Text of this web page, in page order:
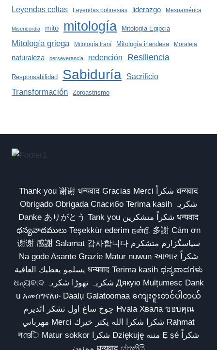
Leyendas celtas Leyendas polinesias liderazgo Mesoamérica
Misericordia mito mitología Mitología Egipcia
Mitología griega Mitología Iraní Mitología irlandesa Moraleja
naturaleza perseverancia redención Resiliencia
Responsabilidad Sabiduría Sacrificio
Transformación Zoroastrismo
Thank you 谢谢 धन्यवाद Gracias Merci شكراً धन्यवाद
Obrigado Obrigada Спасибо Terima kasih شکریہ
Danke ありがとう Tank you شكراً متشكرين धन्यवाद
ధన్యవాదములు Teşekkür ederim நன்றி 多謝 Cảm ơn
谢谢 感謝 Salamat 감사합니다 سپاسگزارم متشکرم
Na gode Asante Grazie Matur nuwun આભાર شكراً
يسلمو يعطيك العافية धन्यवाद Terima kasih ಧನ್ಯವಾದಗಳು
ଧନ୍ୟବାଦ شکریہ تھوڑا شکریہ Дякую Mulțumesc Dank
u አመሰግናለሁ Daalụ Galatoomaa ကျေးဇူးတင်ပါတယ်
چوخ ساغ اول تشکر ائدیرم Hvala Хвала ขอบคุณ
مهرباني Merci شكرا شكرا الله يكثر خيرك Rahmat
नന്ദि Matur sokkor شكرا Dziękuję مننه Ẹ ṣé شكراً